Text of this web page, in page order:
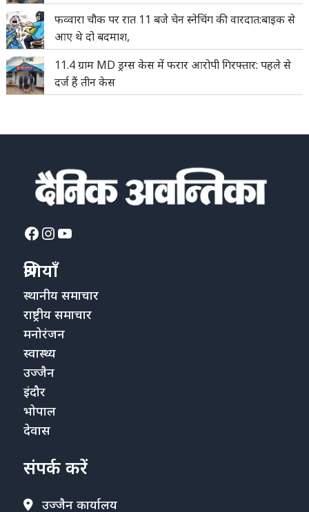
फव्वारा चौक पर रात 11 बजे चेन स्नेचिंग की वारदात:बाइक से
आए थे दो बदमाश,
11.4 ग्राम MD ड्रग्स केस में फरार आरोपी गिरफ्तार: पहले से
दर्ज हैं तीन केस
Facebook
Instagram
YouTube
श्रेणियाँ
स्थानीय समाचार
राष्ट्रीय समाचार
मनोरंजन
स्वास्थ्य
उज्जैन
इंदौर
भोपाल
देवास
संपर्क करें
उज्जैन कार्यालय